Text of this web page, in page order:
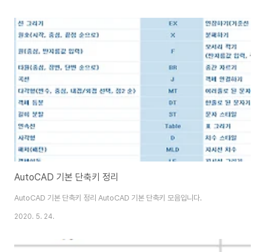
합하여 전체에 대한 방정식을 구한다. 2) 일반적인 유한요소법 - 유한요소법은
일반적으로 유연 도법(하중법), 변위법(강성법)으로 구분된다. (1) 유연 도법(강
성법): 미지수로서 내력을 사용→ 지배 방정식을 구하기 위해 먼저 평형 방정식
사용→적합 방적식을 사용하여 필요한 방정식을 추가한다. (2) 변위법(강성
법)..
AutoCAD 기본 단축키 정리
AutoCAD 기본 단축키 정리 AutoCAD 기본 단축키 모음입니다.
2020. 5. 24.